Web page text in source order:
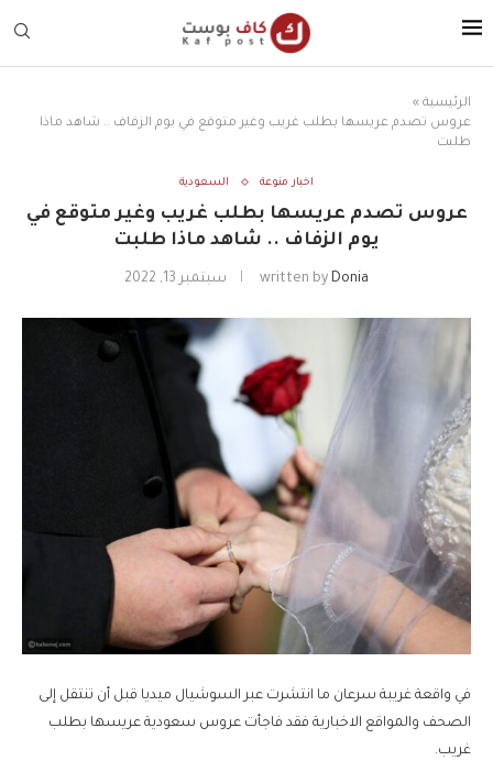
الرئيسية »
عروس تصدم عريسها بطلب غريب وغير متوقع في يوم الزفاف .. شاهد ماذا
طلبت
اخبار منوعة السعودية
عروس تصدم عريسها بطلب غريب وغير متوقع في
يوم الزفاف .. شاهد ماذا طلبت
written by Donia سبتمبر 13, 2022
في واقعة غريبة سرعان ما انتشرت عبر السوشيال ميديا قبل أن تنتقل إلى
الصحف والمواقع الاخبارية فقد فاجأت عروس سعودية عريسها بطلب
غريب.